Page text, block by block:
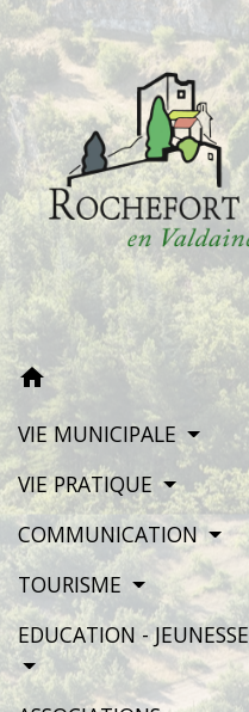
home
VIE MUNICIPALE
VIE PRATIQUE
COMMUNICATION
TOURISME
EDUCATION - JEUNESSE